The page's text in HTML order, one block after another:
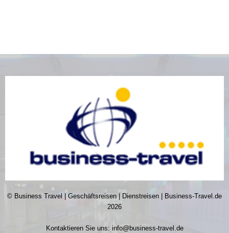
© Business Travel | Geschäftsreisen | Dienstreisen | Business-Travel.de
2026
Kontaktieren Sie uns: info@business-travel.de